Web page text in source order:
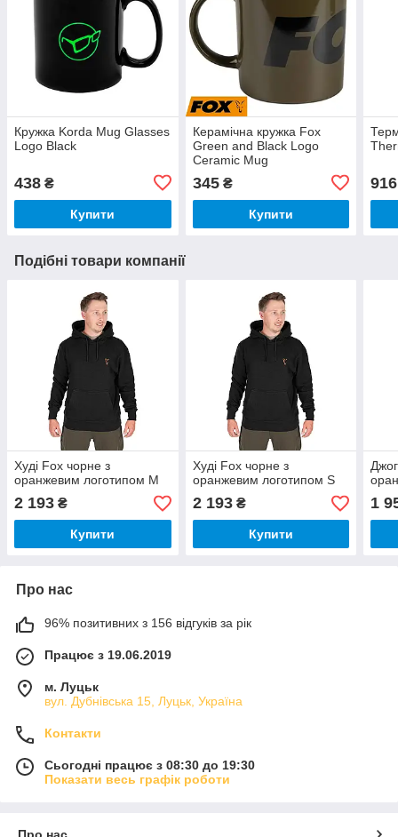
Кружка Korda Mug Glasses
Logo Black
438 ₴
Купити
Керамічна кружка Fox
Green and Black Logo
Ceramic Mug
345₴
Купити
916
Подібні товари компанії
Худі Fox чорне з
оранжевим логотипом M
2 193 ₴
Купити
Худі Fox чорне з
оранжевим логотипом S
2 193₴
Купити
1
Про нас
96% позитивних з 156 відгуків за рік
Працює з 19.06.2019
м. Луцьк
вул. Дубнівська 15, Луцьк, Україна
Контакти
Сьогодні працює з 08:30 до 19:30
Показати весь графік роботи